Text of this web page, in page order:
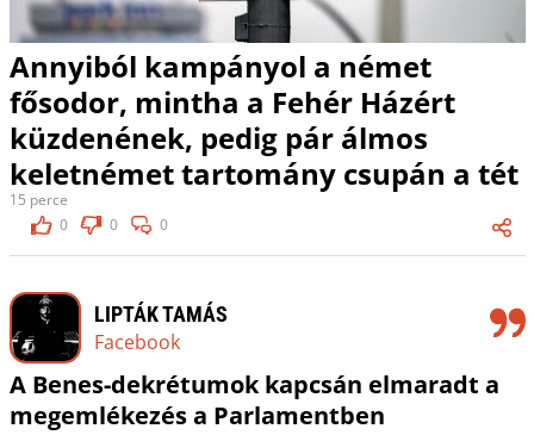
Annyiból kampányol a német
fősodor, mintha a Fehér Házért
küzdenének, pedig pár álmos
keletnémet tartomány csupán a tét
15 perce
0
0 0
LIPTÁK TAMÁS
Facebook
A Benes-dekrétumok kapcsán elmaradt a
megemlékezés a Parlamentben